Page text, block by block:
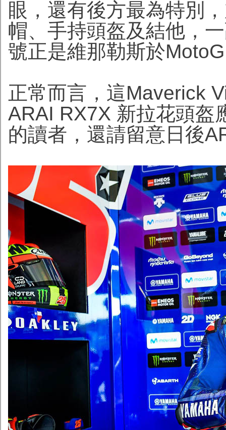
眼，還有後方最為特別
帽、手持頭盔及結他，
號正是維那勒斯於
正常而言，這Maverick
ARAI RX7X 新拉花頭盔
的讀者，還請留意日後